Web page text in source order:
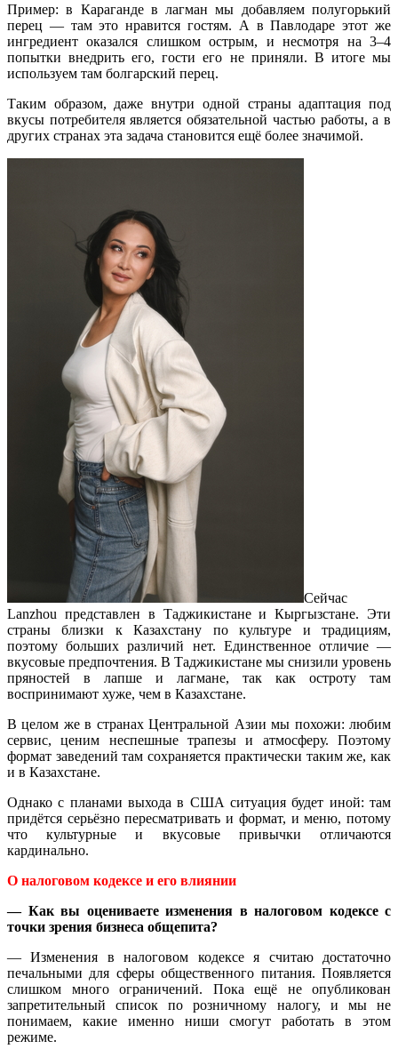
Пример: в Караганде в лагман мы добавляем полугорький
перец — там это нравится гостям. А в Павлодаре этот же
ингредиент оказался слишком острым, и несмотря на 3–4
попытки внедрить его, гости его не приняли. В итоге мы
используем там болгарский перец.
Таким образом, даже внутри одной страны адаптация под
вкусы потребителя является обязательной частью работы, а в
других странах эта задача становится ещё более значимой.
Сейчас
Lanzhou представлен в Таджикистане и Кыргызстане. Эти
страны близки к Казахстану по культуре и традициям,
поэтому больших различий нет. Единственное отличие —
вкусовые предпочтения. В Таджикистане мы снизили уровень
пряностей в лапше и лагмане, так как остроту там
воспринимают хуже, чем в Казахстане.
В целом же в странах Центральной Азии мы похожи: любим
сервис, ценим неспешные трапезы и атмосферу. Поэтому
формат заведений там сохраняется практически таким же, как
и в Казахстане.
Однако с планами выхода в США ситуация будет иной: там
придётся серьёзно пересматривать и формат, и меню, потому
что культурные и вкусовые привычки отличаются
кардинально.
О налоговом кодексе и его влиянии
— Как вы оцениваете изменения в налоговом кодексе с
точки зрения бизнеса общепита?
— Изменения в налоговом кодексе я считаю достаточно
печальными для сферы общественного питания. Появляется
слишком много ограничений. Пока ещё не опубликован
запретительный список по розничному налогу, и мы не
понимаем, какие именно ниши смогут работать в этом
режиме.